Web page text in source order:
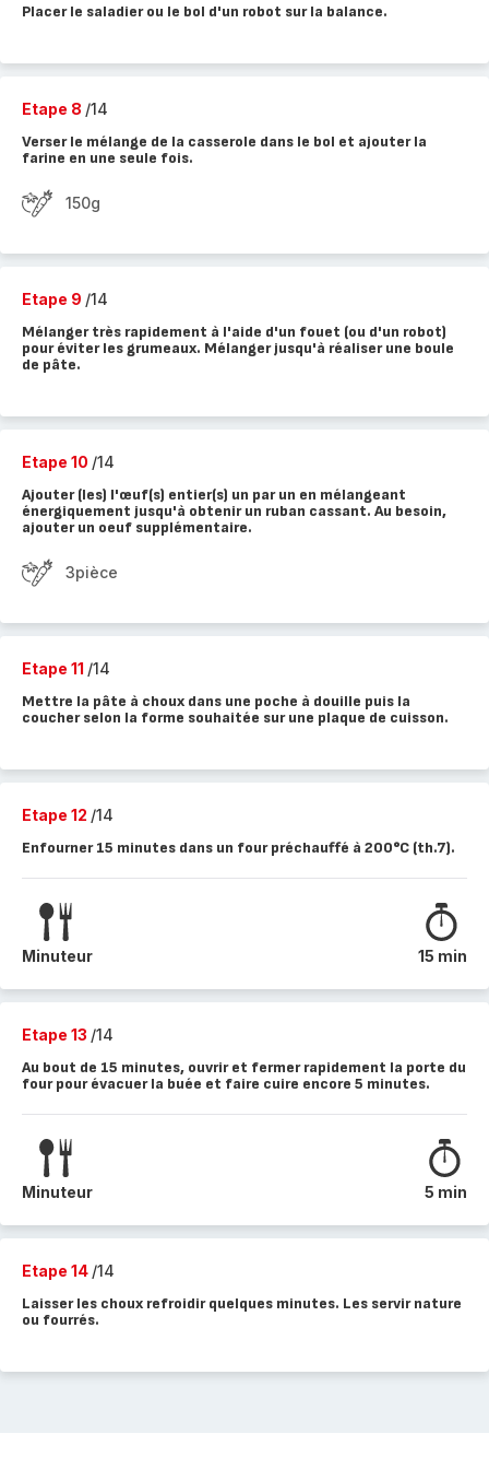
Placer le saladier ou le bol d'un robot sur la balance.
Etape 8 /14
Verser le mélange de la casserole dans le bol et ajouter la
farine en une seule fois.
150g
Etape 9 /14
Mélanger très rapidement à l'aide d'un fouet (ou d'un robot)
pour éviter les grumeaux. Mélanger jusqu'à réaliser une boule
de pâte.
Etape 10 /14
Ajouter (les) l'œuf(s) entier(s) un par un en mélangeant
énergiquement jusqu'à obtenir un ruban cassant. Au besoin,
ajouter un oeuf supplémentaire.
3pièce
Etape 11 /14
Mettre la pâte à choux dans une poche à douille puis la
coucher selon la forme souhaitée sur une plaque de cuisson.
Etape 12 /14
Enfourner 15 minutes dans un four préchauffé à 200°C (th.7).
Minuteur 15 min
Etape 13 /14
Au bout de 15 minutes, ouvrir et fermer rapidement la porte du
four pour évacuer la buée et faire cuire encore 5 minutes.
Minuteur 5 min
Etape 14 /14
Laisser les choux refroidir quelques minutes. Les servir nature
ou fourrés.